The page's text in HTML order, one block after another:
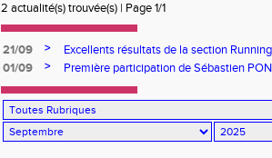
2 actualité(s) trouvée(s) | Page 1/1
21/09 >
Excellents résultats de la section
01/09
> Première participation de Sébastien